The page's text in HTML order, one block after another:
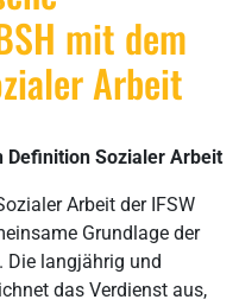
mit dem
Arbeit
Definition Sozialer Arbeit
Arbeit der IFSW
Grundlage der
Die langjährig und
das Verdienst aus,